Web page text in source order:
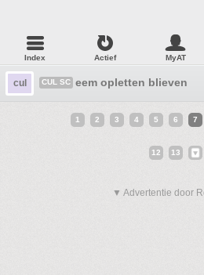
Index Actief MyAT
cul CUL SC eem opletten blieven
1 2 3 4 5 6 7
12 13
▼ Advertentie door